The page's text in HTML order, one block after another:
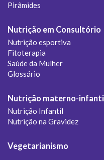
Pirâmides
Nutrição em Consultório
Nutrição esportiva
Fitoterapia
Saúde da Mulher
Glossário
Nutrição materno-infantil
Nutrição Infantil
Nutrição na Gravidez
Vegetarianismo